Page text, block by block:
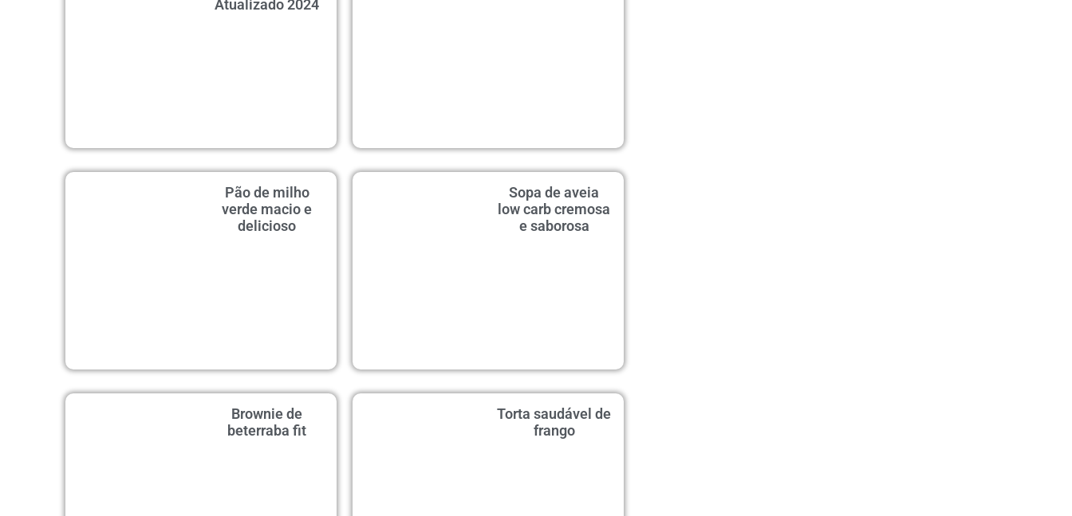
Atualizado 2024
Pão de milho
verde macio e
delicioso
Sopa de aveia
low carb cremosa
e saborosa
Brownie de
beterraba fit
Torta saudável de
frango